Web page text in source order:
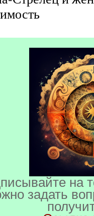
на
задать